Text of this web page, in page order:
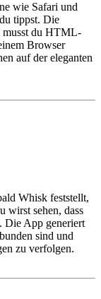
wie Safari und
tippst. Die
musst du HTML-
Browser
auf der eleganten
Whisk feststellt,
wirst sehen, dass
Die App generiert
sind und
zu verfolgen.